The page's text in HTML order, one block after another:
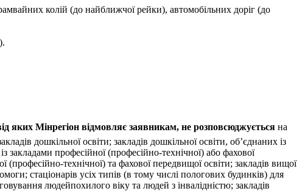
колій (до найближчої рейки), автомобільних доріг (до
яких Мінрегіон відмовляє заявникам, не розповсюджується на
дошкільної освіти; закладів дошкільної освіти, об’єднаних із
закладами професійної (професійно-технічної) або фахової
(професійно-технічної) та фахової передвищої освіти; закладів вищої
стаціонарів усіх типів (в тому числі пологових будинків) для
людейпохилого віку та людей з інвалідністю; закладів